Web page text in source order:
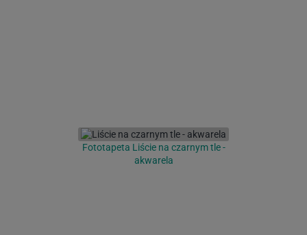
Fototapeta Liście na czarnym tle -
akwarela